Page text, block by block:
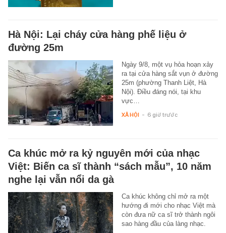
Hà Nội: Lại cháy cửa hàng phế liệu ở
đường 25m
Ngày 9/8, một vụ hỏa hoạn xảy
ra tại cửa hàng sắt vụn ở đường
25m (phường Thanh Liệt, Hà
Nội). Điều đáng nói, tại khu
vực…
XÃ HỘI - 6 giờ trước
Ca khúc mở ra kỷ nguyên mới của nhạc
Việt: Biến ca sĩ thành “sách mẫu”, 10 năm
nghe lại vẫn nổi da gà
Ca khúc không chỉ mở ra một
hướng đi mới cho nhạc Việt mà
còn đưa nữ ca sĩ trở thành ngôi
sao hàng đầu của làng nhạc.